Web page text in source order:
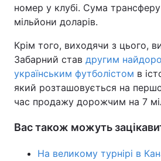
номер у клубі. Сума
мільйони доларів.
Крім того, виходячи з цього,
Забарний став другим
українським футболістом в
який розташовується на
час продажу дорожчим на 7
Вас також можуть
На великому турнірі в